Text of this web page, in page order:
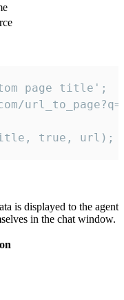
page title';
true, url);
is displayed to the agent
in the chat window.